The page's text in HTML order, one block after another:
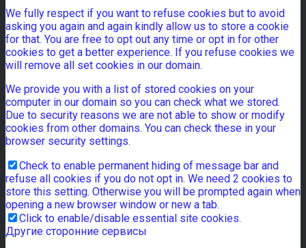
We fully respect if you want to refuse cookies but to avoid
asking you again and again kindly allow us to store a cookie
for that. You are free to opt out any time or opt in for other
cookies to get a better experience. If you refuse cookies we
will remove all set cookies in our domain.
We provide you with a list of stored cookies on your
computer in our domain so you can check what we stored.
Due to security reasons we are not able to show or modify
cookies from other domains. You can check these in your
browser security settings.
Check to enable permanent hiding of message bar and
refuse all cookies if you do not opt in. We need 2 cookies to
store this setting. Otherwise you will be prompted again when
opening a new browser window or new a tab.
Click to enable/disable essential site cookies.
Другие сторонние сервисы